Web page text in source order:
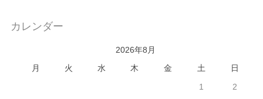
カレンダー
2026年8月
月
火 水 木 金 土
日
1
2